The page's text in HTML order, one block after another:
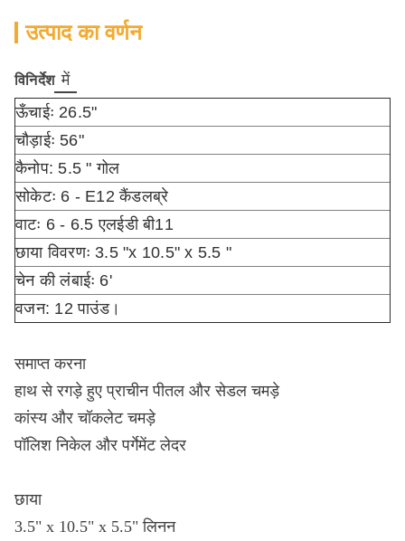
उत्पाद का वर्णन
विनिर्देश में
ऊँचाईः 26.5"
चौड़ाईः 56"
कैनोप: 5.5 " गोल
सोकेटः 6 - E12 कैंडलब्रे
वाटः 6 - 6.5 एलईडी बी11
छाया विवरणः 3.5 "x 10.5" x 5.5 "
चेन की लंबाईः 6'
वजन: 12 पाउंड।
समाप्त करना
हाथ से रगड़े हुए प्राचीन पीतल और सेडल चमड़े
कांस्य और चॉकलेट चमड़े
पॉलिश निकेल और पर्गेमेंट लेदर
छाया
3.5" x 10.5" x 5.5" लिनन